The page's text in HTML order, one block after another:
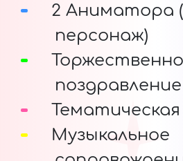
2 Аниматора
персонаж)
поздравление
Музыкальное